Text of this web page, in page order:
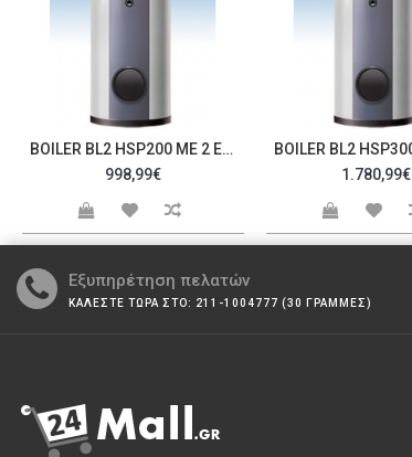
BOILER BL2 HSP200 ΜΕ 2 ΕΝΑΛΛΆΚΤΕΣ 51SO
998,99€
1.780,99€
Εξυπηρέτηση πελατών
ΚΑΛΕΣΤΕ ΤΩΡΑ ΣΤΟ: 211-1004777 (30 ΓΡΑΜΜΕΣ)